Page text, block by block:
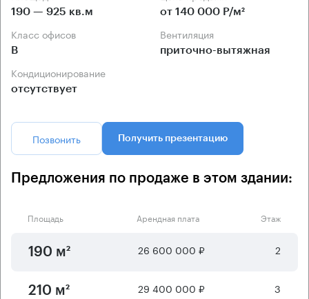
190 — 925 кв.м от 140 000 Р/м²
Класс офисов
B
Вентиляция
приточно-вытяжная
Кондиционирование
отсутствует
Позвонить Получить презентацию
Предложения по продаже в этом здании:
Площадь Арендная плата Этаж
190 м² 26 600 000 ₽ 2
210 м² 29 400 000 ₽ 3